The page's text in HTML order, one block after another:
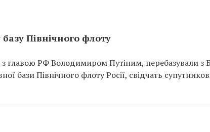
Північного флоту
главою РФ Володимиром Путіним, перебазували з
бази Північного флоту Росії, свідчать